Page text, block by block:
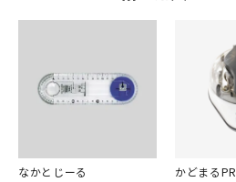
なかとじーる
かどまる